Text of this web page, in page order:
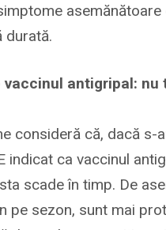
durată.
antigripal:
consideră că, dacă s-
indicat ca vaccinul
scade în timp. De
pe sezon, sunt mai